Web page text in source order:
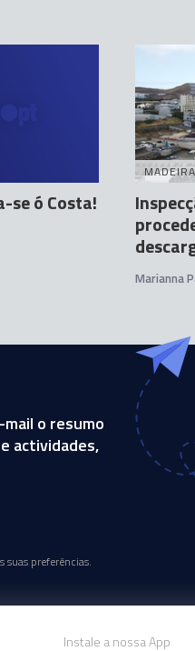
se ó Costa!
MADEIRA
Marianna
o resumo
actividades,
suas preferências.
Instale a nossa App